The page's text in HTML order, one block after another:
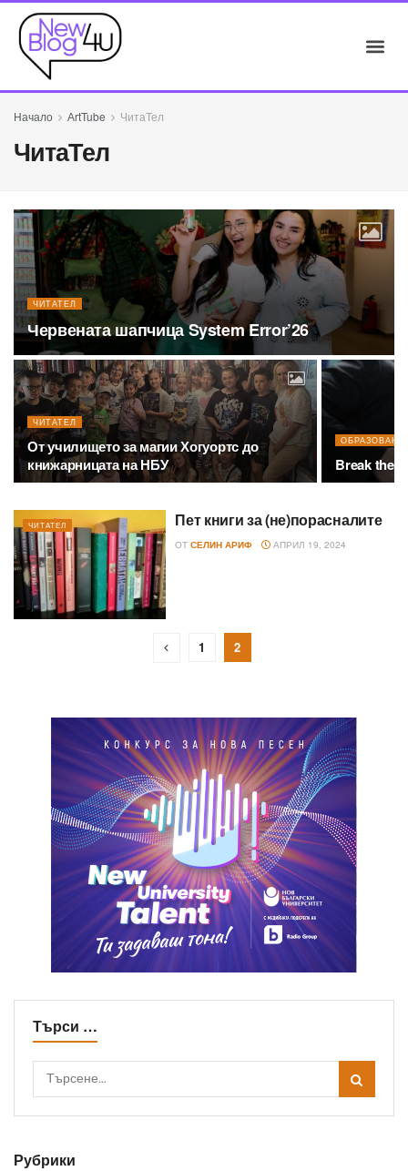
Начало АrtTube ЧитаТел
ЧитаТел
ЧИТАТЕЛ
Червената шапчица System Error’26
ЧИТАТЕЛ
От училището за магии Хогуортс до
книжарницата на НБУ
Break the
ЧИТАТЕЛ Пет книги за (не)порасналите
ОТ СЕЛИН АРИФ АПРИЛ 19, 2024
1 2
Търси …
Рубрики